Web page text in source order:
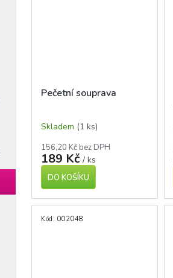
Pečetní souprava
Skladem (1 ks)
156,20 Kč bez DPH
189 Kč / ks
DO KOŠÍKU
Kód: 002048